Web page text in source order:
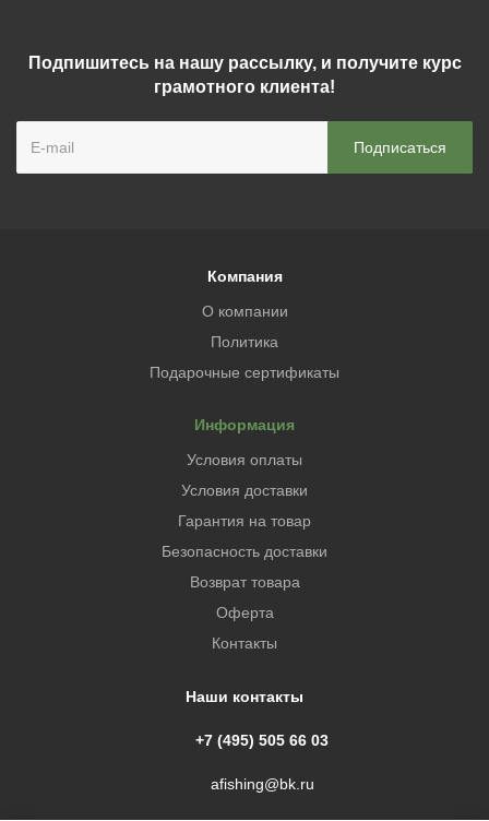
Подпишитесь на нашу рассылку, и получите курс
грамотного клиента!
Компания
О компании
Политика
Подарочные сертификаты
Информация
Условия оплаты
Условия доставки
Гарантия на товар
Безопасность доставки
Возврат товара
Оферта
Контакты
Наши контакты
+7 (495) 505 66 03
afishing@bk.ru